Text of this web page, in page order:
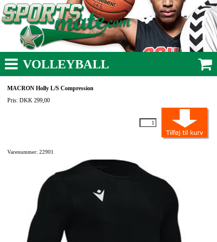
VOLLEYBALL
MACRON Holly L/S Compression
Pris: DKK 299,00
Varenummer: 22901